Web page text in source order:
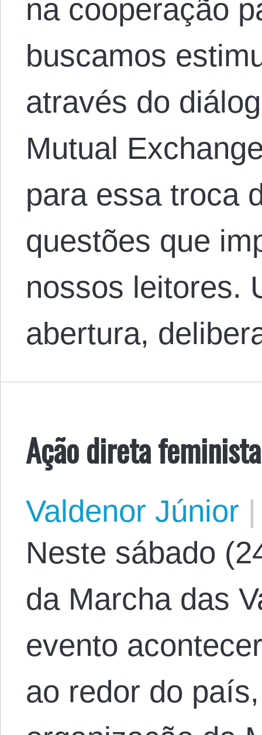
na cooperação
buscamos
através do
Mutual
para essa troca
questões que
nossos leitores.
abertura,
Ação direta feminista
Valdenor Júnior |
Neste sábado
da Marcha das
evento
ao redor do